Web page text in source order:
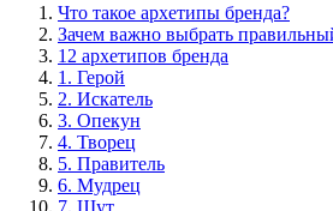
Что такое архетипы бренда?
Зачем важно выбрать
12 архетипов бренда
1. Герой
2. Искатель
3. Опекун
4. Творец
5. Правитель
6. Мудрец
7. Шут